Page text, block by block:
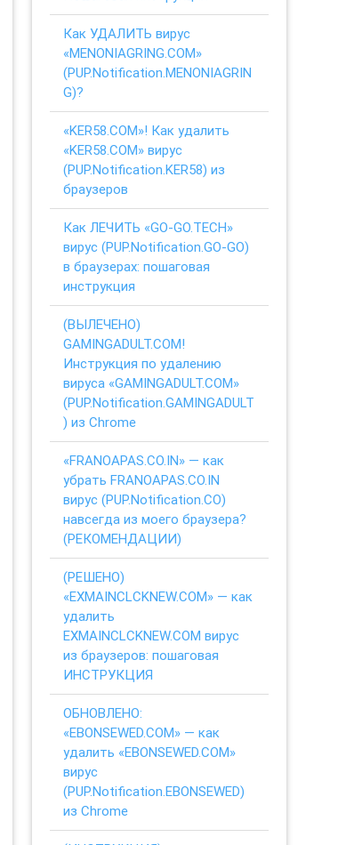
Как УДАЛИТЬ вирус
«MENONIAGRING.COM»
(PUP.Notification.MENONIAGRIN
G)?
«KER58.COM»! Как удалить
«KER58.COM» вирус
(PUP.Notification.KER58) из
браузеров
Как ЛЕЧИТЬ «GO-GO.TECH»
вирус (PUP.Notification.GO-GO)
в браузерах: пошаговая
инструкция
(ВЫЛЕЧЕНО)
GAMINGADULT.COM!
Инструкция по удалению
вируса «GAMINGADULT.COM»
(PUP.Notification.GAMINGADULT
) из Chrome
«FRANOAPAS.CO.IN» — как
убрать FRANOAPAS.CO.IN
вирус (PUP.Notification.CO)
навсегда из моего браузера?
(РЕКОМЕНДАЦИИ)
(РЕШЕНО)
«EXMAINCLCKNEW.COM» — как
удалить
EXMAINCLCKNEW.COM вирус
из браузеров: пошаговая
ИНСТРУКЦИЯ
ОБНОВЛЕНО:
«EBONSEWED.COM» — как
удалить «EBONSEWED.COM»
вирус
(PUP.Notification.EBONSEWED)
из Chrome